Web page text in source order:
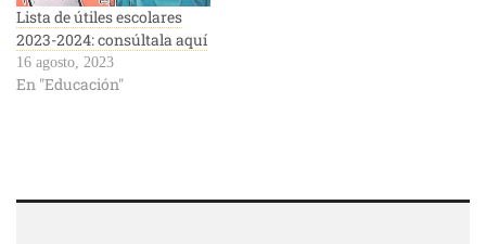
Lista de útiles escolares
2023-2024: consúltala aquí
16 agosto, 2023
En "Educación"